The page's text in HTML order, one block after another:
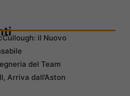
il Nuovo
del Team
Arriva dall’Aston